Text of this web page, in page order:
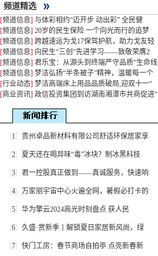
频道精选
[频道信息] 与体彩相约“迈开步 动出彩” 全民健
[频道信息] 20岁的民生保险 一个向光而行的追梦
[频道信息] 跨越速运为戈17保驾护航，助力戈友轻
[频道信息] 向民生“三创”先进学习——致敬荣膺2
[频道信息] 君乐宝：从源头到终端严守品质“生命线
[频道信息] 梦洁弘扬“半条被子”精神，温暖每一个
[行业动态] 梦洁高端床上用品品质破局,迎双十一“
[商业资讯] 政信投资集团到访湖南湘潭市共商促进“
1 贵州卓品新材料有限公司舒适环保居家享
2 夏天还在喝异味“毒”冰块？制冰黑科技
3 君一控股真正做到——真诚服务，快速响
4 万家丽宇宙中心火遍全网，暑假必打卡的
5 华为擎云2024高光时刻盘点 获人民
6 久盛·赏新季丨解锁夏日家居新风尚，绿
7 快门工房：春节商场自拍亭 点亮新春新